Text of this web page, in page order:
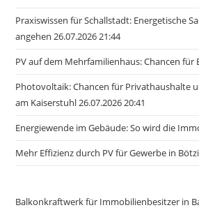
Praxiswissen für Schallstadt: Energetische
angehen 26.07.2026 21:44
PV auf dem Mehrfamilienhaus: Chancen
Photovoltaik: Chancen für Privathaushalte
am Kaiserstuhl 26.07.2026 20:41
Energiewende im Gebäude: So wird die
Mehr Effizienz durch PV für Gewerbe in
Balkonkraftwerk für Immobilienbesitzer in